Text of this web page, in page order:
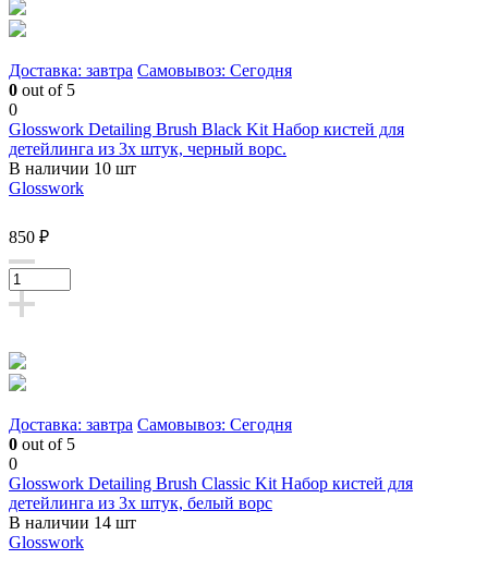
Доставка: завтра Самовывоз: Сегодня
0 out of 5
0
Glosswork Detailing Brush Black Kit Набор кистей для
детейлинга из 3х штук, черный ворс.
В наличии 10 шт
Glosswork
850 ₽
Доставка: завтра Самовывоз: Сегодня
0 out of 5
0
Glosswork Detailing Brush Classic Kit Набор кистей для
детейлинга из 3х штук, белый ворс
В наличии 14 шт
Glosswork